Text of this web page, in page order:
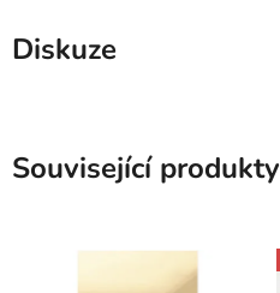
Diskuze
Související produkty